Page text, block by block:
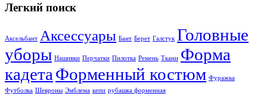
Легкий поиск
Аксельбант Аксессуары Бант Берет Галстук Головные
уборы Нашивки Перчатки Пилотка Ремень Ткани Форма
кадета Форменный костюм Фуражка
Футболка Шевроны Эмблема кепи рубашка форменная